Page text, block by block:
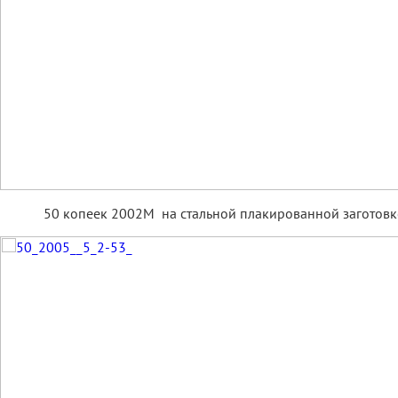
50 копеек 2002М на стальной плакированной